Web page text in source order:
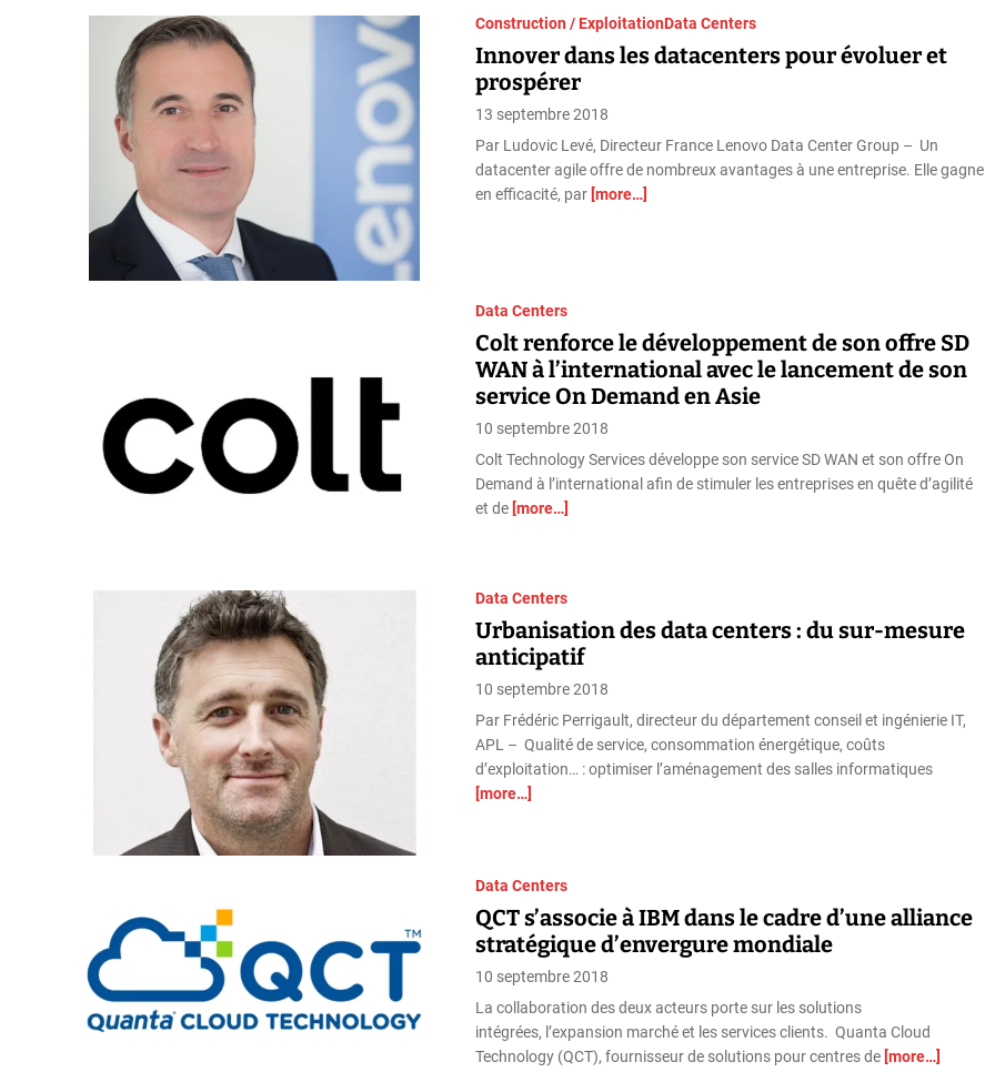
Construction / ExploitationData Centers
Innover dans les datacenters pour évoluer et
prospérer
13 septembre 2018
Par Ludovic Levé, Directeur France Lenovo Data Center Group – Un
datacenter agile offre de nombreux avantages à une entreprise. Elle gagne
en efficacité, par [more…]
Data Centers
Colt renforce le développement de son offre SD
WAN à l’international avec le lancement de son
service On Demand en Asie
10 septembre 2018
Colt Technology Services développe son service SD WAN et son offre On
Demand à l’international afin de stimuler les entreprises en quête d’agilité
et de [more…]
Data Centers
Urbanisation des data centers : du sur-mesure
anticipatif
10 septembre 2018
Par Frédéric Perrigault, directeur du département conseil et ingénierie IT,
APL – Qualité de service, consommation énergétique, coûts
d’exploitation… : optimiser l’aménagement des salles informatiques
[more…]
Data Centers
QCT s’associe à IBM dans le cadre d’une alliance
stratégique d’envergure mondiale
10 septembre 2018
La collaboration des deux acteurs porte sur les solutions
intégrées, l’expansion marché et les services clients. Quanta Cloud
Technology (QCT), fournisseur de solutions pour centres de [more…]